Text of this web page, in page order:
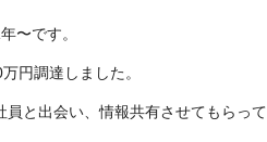
〜です。
円調達しました。
と出会い、情報共有させてもらって